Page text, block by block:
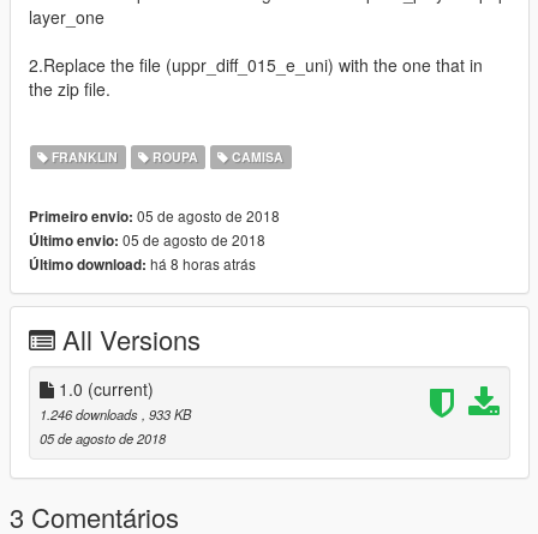
layer_one
2.Replace the file (uppr_diff_015_e_uni) with the one that in
the zip file.
FRANKLIN ROUPA CAMISA
Primeiro envio: 05 de agosto de 2018
Último envio: 05 de agosto de 2018
Último download: há 8 horas atrás
All Versions
1.0 (current)
1.246 downloads, 933 KB
05 de agosto de 2018
3 Comentários